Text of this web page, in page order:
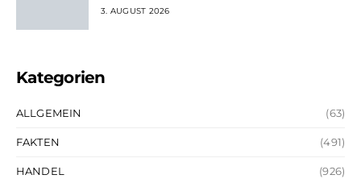
3. AUGUST 2026
Kategorien
ALLGEMEIN (63)
FAKTEN (491)
HANDEL (926)